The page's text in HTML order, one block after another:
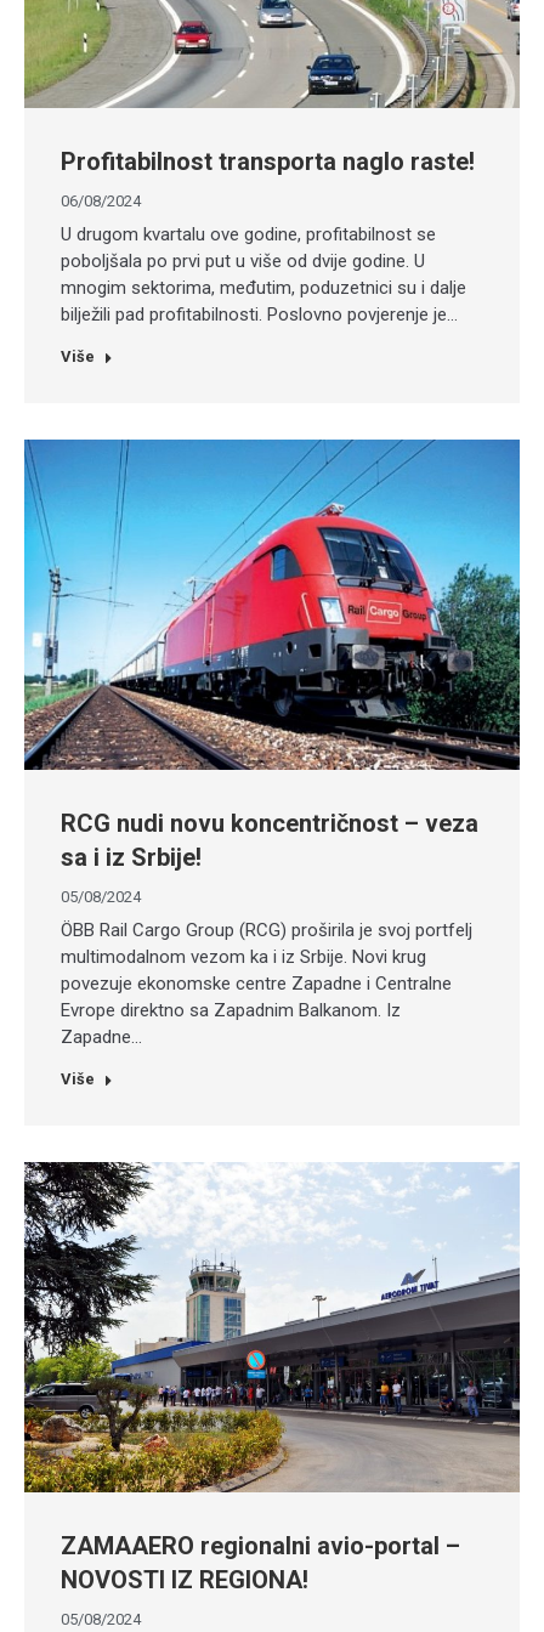
Profitabilnost transporta naglo raste!
06/08/2024
U drugom kvartalu ove godine, profitabilnost se
poboljšala po prvi put u više od dvije godine. U
mnogim sektorima, međutim, poduzetnici su i dalje
bilježili pad profitabilnosti. Poslovno povjerenje je…
Više
RCG nudi novu koncentričnost – veza
sa i iz Srbije!
05/08/2024
ÖBB Rail Cargo Group (RCG) proširila je svoj portfelj
multimodalnom vezom ka i iz Srbije. Novi krug
povezuje ekonomske centre Zapadne i Centralne
Evrope direktno sa Zapadnim Balkanom. Iz
Zapadne…
Više
ZAMAAERO regionalni avio-portal –
NOVOSTI IZ REGIONA!
05/08/2024